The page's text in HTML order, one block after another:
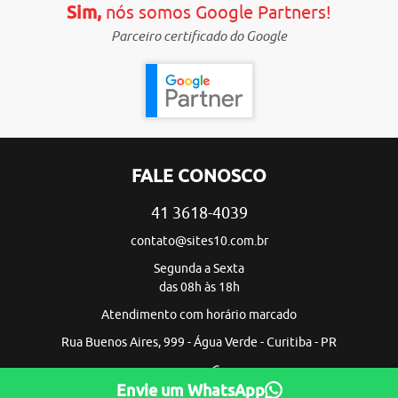
Sim,nós somos Google Partners!
Parceiro certificado do Google
FALE CONOSCO
41 3618-4039
contato@sites10.com.br
Segunda a Sexta
das 08h às 18h
Atendimento com horário marcado
Rua Buenos Aires, 999 - Água Verde - Curitiba - PR
Envie um WhatsApp